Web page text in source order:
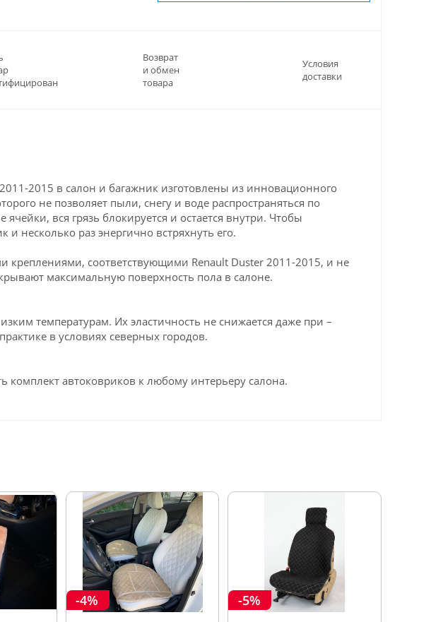
Возврат
и обмен
товара
Условия
доставки
2015 в салон и багажник изготовлены из инновационного
не позволяет пыли, снегу и воде распространяться по
вся грязь блокируется и остается внутри. Чтобы
и несколько раз энергично встряхнуть его.
креплениями, соответствующими Renault Duster 2011-2015, и не
максимальную поверхность пола в салоне.
температурам. Их эластичность не снижается даже при –
в условиях северных городов.
комплект автоковриков к любому интерьеру салона.
-4% -5%